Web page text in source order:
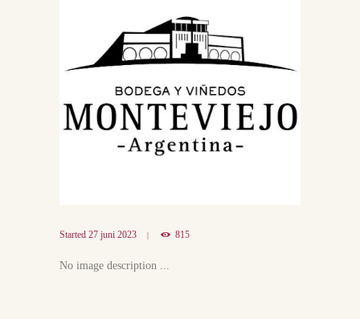
Started 27 juni 2023 815
No image description ...